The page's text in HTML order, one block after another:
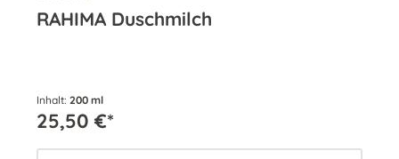
RAHIMA Duschmilch
Inhalt: 200 ml
25,50 €*